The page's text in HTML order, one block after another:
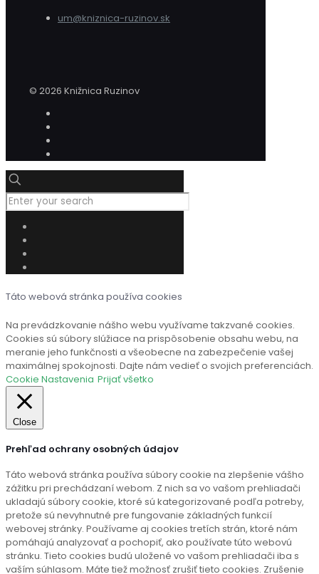
um@kniznica-ruzinov.sk
© 2026 Knižnica Ruzinov
Táto webová stránka používa cookies
Na prevádzkovanie nášho webu využívame takzvané cookies.
Cookies sú súbory slúžiace na prispôsobenie obsahu webu, na
meranie jeho funkčnosti a všeobecne na zabezpečenie vašej
maximálnej spokojnosti. Dajte nám vedieť o svojich preferenciách.
Cookie Nastavenia Prijať všetko
Close
Prehľad ochrany osobných údajov
Táto webová stránka používa súbory cookie na zlepšenie vášho
zážitku pri prechádzaní webom. Z nich sa vo vašom prehliadači
ukladajú súbory cookie, ktoré sú kategorizované podľa potreby,
pretože sú nevyhnutné pre fungovanie základných funkcií
webovej stránky. Používame aj cookies tretích strán, ktoré nám
pomáhajú analyzovať a pochopiť, ako používate túto webovú
stránku. Tieto cookies budú uložené vo vašom prehliadači iba s
vaším súhlasom. Máte tiež možnosť zrušiť tieto cookies. Zrušenie